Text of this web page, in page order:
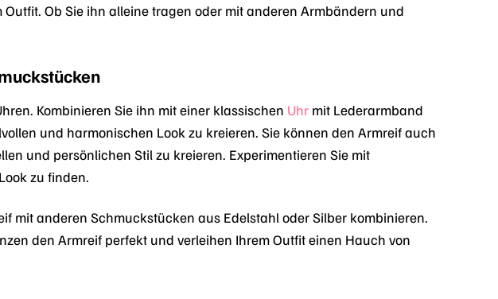
Ob Sie ihn alleine tragen oder mit anderen Armbändern und
Kombinieren Sie ihn mit einer klassischen Uhr mit Lederarmband
und harmonischen Look zu kreieren. Sie können den Armreif auch
und persönlichen Stil zu kreieren. Experimentieren Sie mit
zu finden.
mit anderen Schmuckstücken aus Edelstahl oder Silber kombinieren.
den Armreif perfekt und verleihen Ihrem Outfit einen Hauch von